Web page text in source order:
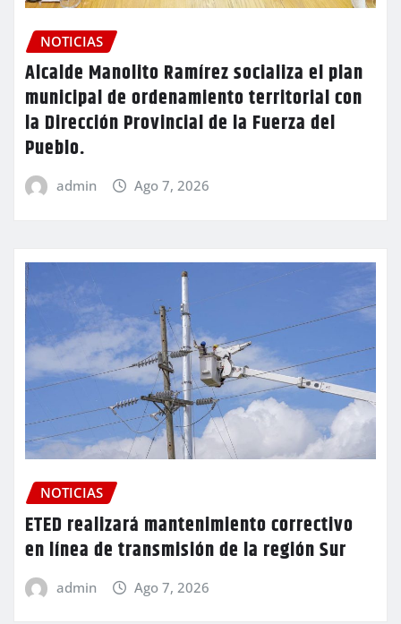
NOTICIAS
Alcalde Manolito Ramírez socializa el plan
municipal de ordenamiento territorial con
la Dirección Provincial de la Fuerza del
Pueblo.
admin Ago 7, 2026
NOTICIAS
ETED realizará mantenimiento correctivo
en línea de transmisión de la región Sur
admin Ago 7, 2026